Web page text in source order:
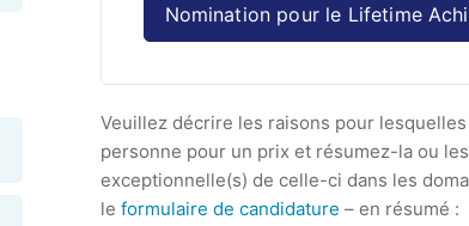
Nomination pour le Lifetime
Veuillez décrire les raisons pour
personne pour un prix et résumez-la ou
exceptionnelle(s) de celle-ci dans les
le formulaire de candidature – en résumé :